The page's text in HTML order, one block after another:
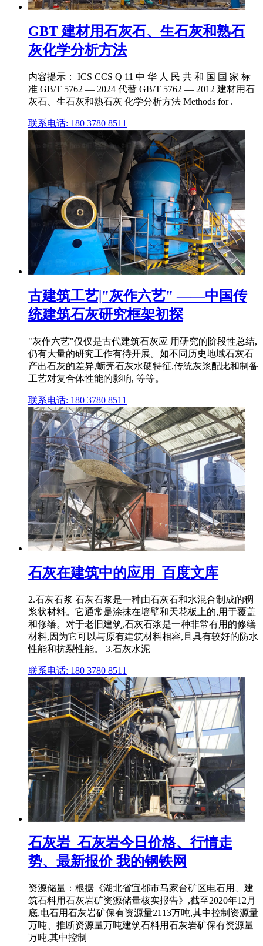
GBT 建材用石灰石、生石灰和熟石
灰化学分析方法
内容提示： ICS CCS Q 11 中 华 人 民 共 和 国 国 家 标
准 GB/T 5762 — 2024 代替 GB/T 5762 — 2012 建材用石
灰石、生石灰和熟石灰 化学分析方法 Methods for .
联系电话: 180 3780 8511
古建筑工艺|"灰作六艺" ——中国传
统建筑石灰研究框架初探
"灰作六艺"仅仅是古代建筑石灰应 用研究的阶段性总结,
仍有大量的研究工作有待开展。如不同历史地域石灰石
产出石灰的差异,蛎壳石灰水硬特征,传统灰浆配比和制备
工艺对复合体性能的影响, 等等。
联系电话: 180 3780 8511
石灰在建筑中的应用_百度文库
2.石灰石浆 石灰石浆是一种由石灰石和水混合制成的稠
浆状材料。它通常是涂抹在墙壁和天花板上的,用于覆盖
和修缮。对于老旧建筑,石灰石浆是一种非常有用的修缮
材料,因为它可以与原有建筑材料相容,且具有较好的防水
性能和抗裂性能。 3.石灰水泥
联系电话: 180 3780 8511
石灰岩_石灰岩今日价格、行情走
势、最新报价 我的钢铁网
资源储量：根据《湖北省宜都市马家台矿区电石用、建
筑石料用石灰岩矿资源储量核实报告》,截至2020年12月
底,电石用石灰岩矿保有资源量2113万吨,其中控制资源量
万吨、推断资源量万吨建筑石料用石灰岩矿保有资源量
万吨,其中控制